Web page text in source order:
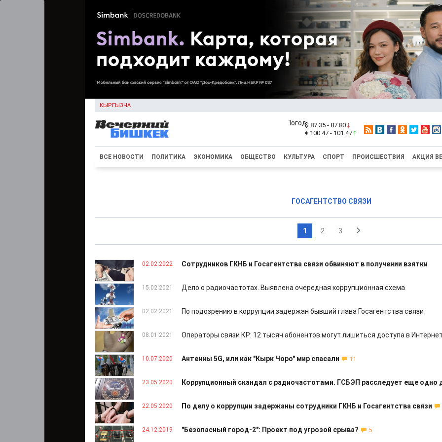
КЫРГЫЗЧА
$ 87.35 - 87.80
€ 100.47 - 101.47
ВСЕ НОВОСТИ ПОЛИТИКА ЭКОНОМИКА ОБЩЕСТВО КУЛЬТУРА СПОРТ ПРОИСШЕСТВИЯ АКЦИЯ
ГОСАГЕНТСТВО СВЯЗИ
1 2 3
02.02.2022 Сотрудников ГКНБ и Госагентства связи обвиняют в получении взятки
15.02.2021 Дело о радиочастотах. Выявлена очередная коррупционная схема
02.02.2021 По подозрению в коррупции задержан бывший глава Госагентства связи
08.01.2021 Операторы связи КР: 12 тысяч абонентов могут лишиться доступа в Интернет
10.07.2020 Антенны 5G, или как "Кырк Чоро" мир спасали 11
23.05.2020 Коррупционный скандал с радиочастотами. ГСБЭП расследует еще одно
22.05.2020 По делу о коррупции задержаны сотрудники ГКНБ и Госагентства связи
24.12.2019 "Безопасный город-2": Проект под угрозой срыва? 5